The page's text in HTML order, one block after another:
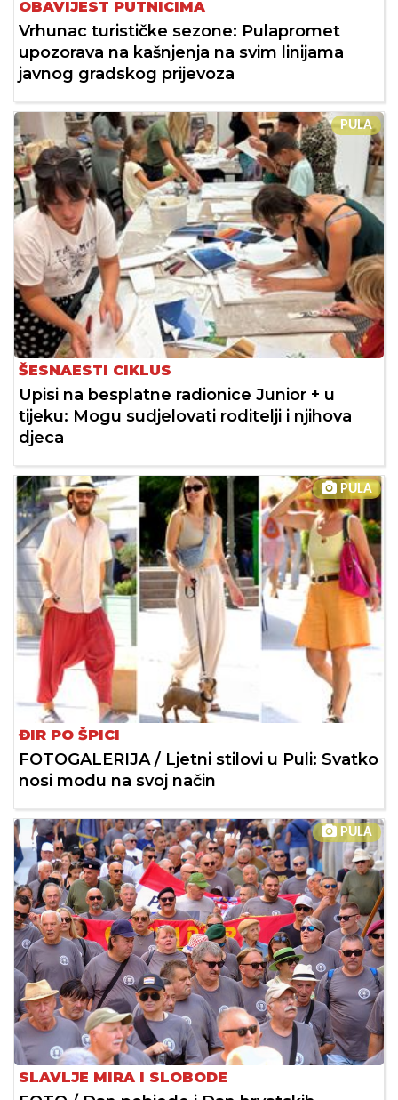
OBAVIJEST PUTNICIMA
Vrhunac turističke sezone: Pulapromet
upozorava na kašnjenja na svim linijama
javnog gradskog prijevoza
PULA
ŠESNAESTI CIKLUS
Upisi na besplatne radionice Junior + u
tijeku: Mogu sudjelovati roditelji i njihova
djeca
PULA
ĐIR PO ŠPICI
FOTOGALERIJA / Ljetni stilovi u Puli: Svatko
nosi modu na svoj način
PULA
SLAVLJE MIRA I SLOBODE